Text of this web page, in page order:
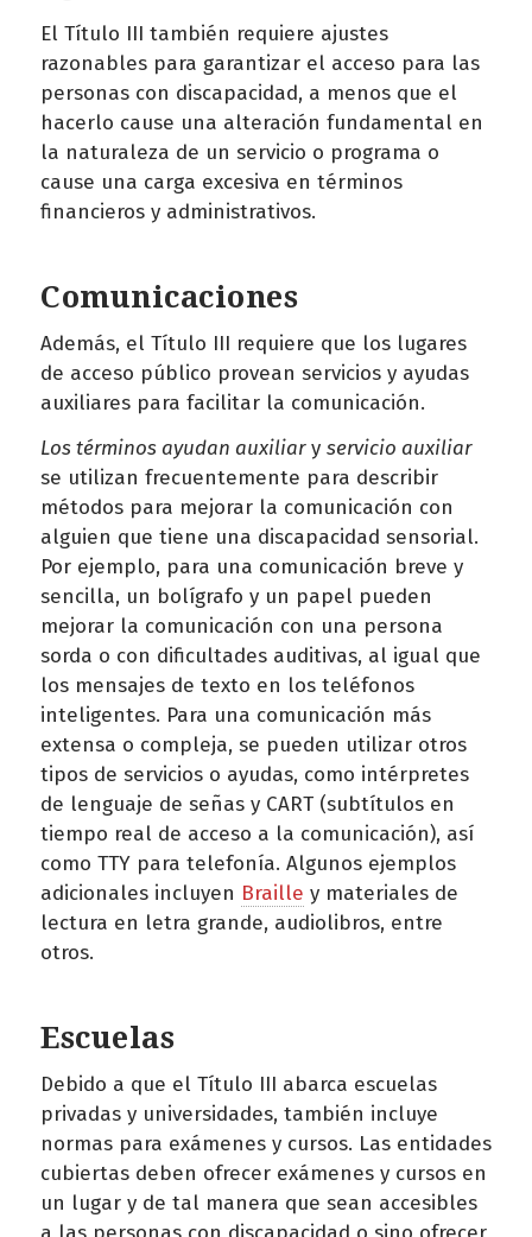
El Título III también requiere ajustes
razonables para garantizar el acceso para las
personas con discapacidad, a menos que el
hacerlo cause una alteración fundamental en
la naturaleza de un servicio o programa o
cause una carga excesiva en términos
financieros y administrativos.
Comunicaciones
Además, el Título III requiere que los lugares
de acceso público provean servicios y ayudas
auxiliares para facilitar la comunicación.
Los términos ayudan auxiliary servicio auxiliar
se utilizan frecuentemente para describir
métodos para mejorar la comunicación con
alguien que tiene una discapacidad sensorial.
Por ejemplo, para una comunicación breve y
sencilla, un bolígrafo y un papel pueden
mejorar la comunicación con una persona
sorda o con dificultades auditivas, al igual que
los mensajes de texto en los teléfonos
inteligentes. Para una comunicación más
extensa o compleja, se pueden utilizar otros
tipos de servicios o ayudas, como intérpretes
de lenguaje de señas y CART (subtítulos en
tiempo real de acceso a la comunicación), así
como TTY para telefonía. Algunos ejemplos
adicionales incluyen Braille y materiales de
lectura en letra grande, audiolibros, entre
otros.
Escuelas
Debido a que el Título III abarca escuelas
privadas y universidades, también incluye
normas para exámenes y cursos. Las entidades
cubiertas deben ofrecer exámenes y cursos en
un lugar y de tal manera que sean accesibles